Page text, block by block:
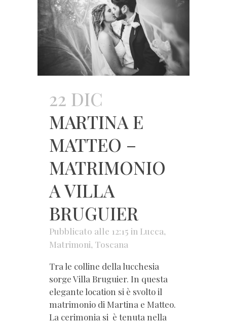
22 DIC
MARTINA E
MATTEO –
MATRIMONIO
A VILLA
BRUGUIER
Pubblicato alle 12:15 in Lucca,
Matrimoni, Toscana
Tra le colline della lucchesia
sorge Villa Bruguier. In questa
elegante location si è svolto il
matrimonio di Martina e Matteo.
La cerimonia si è tenuta nella